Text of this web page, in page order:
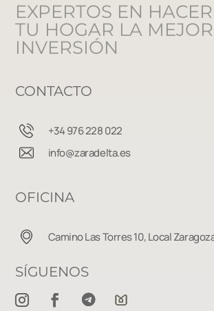
EXPERTOS EN
TU HOGAR LA MEJOR
INVERSIÓN
CONTACTO
+34 976 228 022
info@zaradelta.es
OFICINA
Camino Las Torres 10, Local
SÍGUENOS